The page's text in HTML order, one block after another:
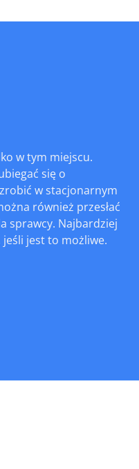
w tym miejscu.
się o
w stacjonarnym
również przesłać
sprawcy. Najbardziej
jest to możliwe.